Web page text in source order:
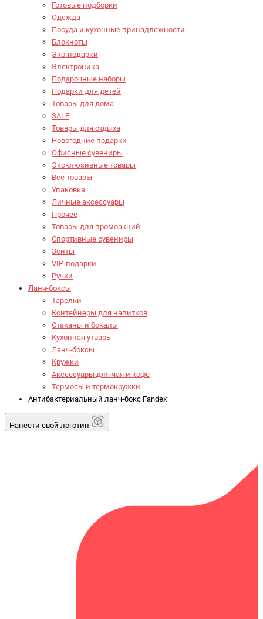
Готовые подборки
Одежда
Посуда и кухонные принадлежности
Блокноты
Эко-подарки
Электроника
Подарочные наборы
Подарки для детей
Товары для дома
SALE
Товары для отдыха
Новогодние подарки
Офисные сувениры
Эксклюзивные товары
Все товары
Упаковка
Личные аксессуары
Прочее
Товары для промоакций
Спортивные сувениры
Зонты
VIP-подарки
Ручки
Ланч-боксы
Тарелки
Контейнеры для напитков
Стаканы и бокалы
Кухонная утварь
Ланч-боксы
Кружки
Аксессуары для чая и кофе
Термосы и термокружки
Антибактериальный ланч-бокс Fandex
Нанести свой логотип